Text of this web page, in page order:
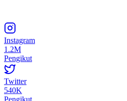
Instagram
1.2M
Pengikut
Twitter
540K